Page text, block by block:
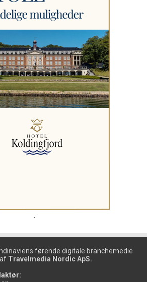
.
førende digitale branchemedie
Travelmedia Nordic ApS.